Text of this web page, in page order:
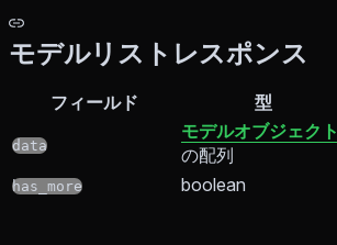
モデルリストレスポンス
フィールド 型
data
モデルオブジェクト
の配列
has_more boolean